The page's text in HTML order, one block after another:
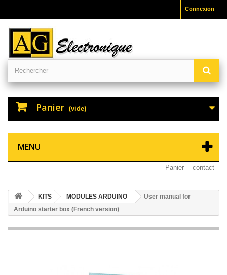
Connexion
Panier (vide)
MENU
Panier contact
KITS MODULES ARDUINO
User manual for
Arduino starter box (French version)